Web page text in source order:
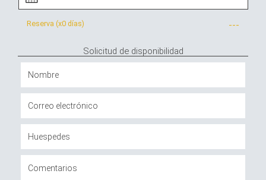
Reserva (x0 días) ---
Solicitud de disponibilidad